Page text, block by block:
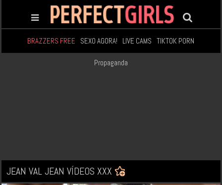
BRAZZERS FREE SEXO AGORA! LIVE CAMS TIKTOK PORN
Propaganda
JEAN VAL JEAN VÍDEOS XXX